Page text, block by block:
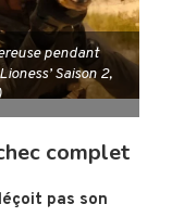
pendant
Saison 2,
complet
pas son